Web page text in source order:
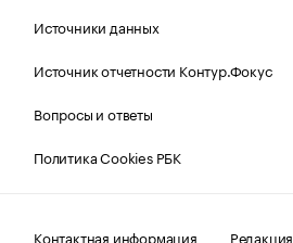
Источники данных
Источник отчетности Контур.Фокус
Вопросы и ответы
Политика Cookies РБК
Контактная информация Редакция